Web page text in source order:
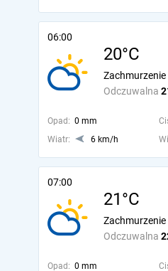
06:00
20°C
Odczuwalna
Opad: 0 mm
Wiatr:
6 km/h
07:00
21°C
Odczuwalna
Opad: 0 mm